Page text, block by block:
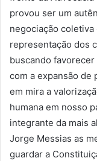
provou ser um
negociação
representação dos
buscando
com a expansão de
em mira a
humana em nosso
integrante da mais
Jorge Messias as
guardar a